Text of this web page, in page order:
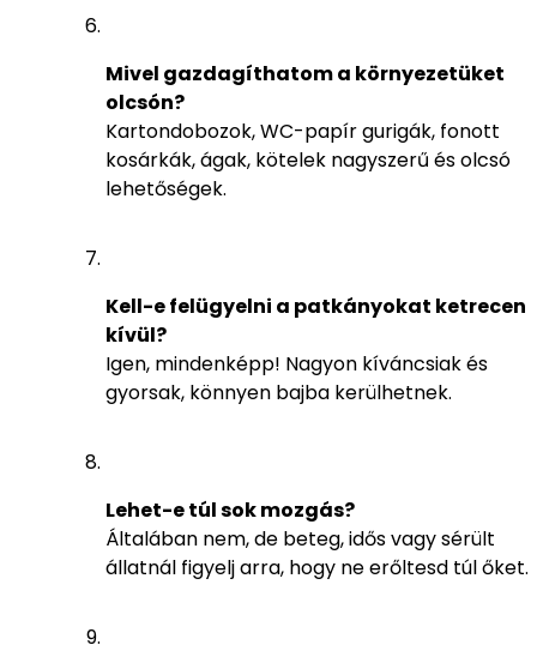
Mivel gazdagíthatom a környezetüket
olcsón?
Kartondobozok, WC-papír gurigák, fonott
kosárkák, ágak, kötelek nagyszerű és olcsó
lehetőségek.
Kell-e felügyelni a patkányokat ketrecen
kívül?
Igen, mindenképp! Nagyon kíváncsiak és
gyorsak, könnyen bajba kerülhetnek.
Lehet-e túl sok mozgás?
Általában nem, de beteg, idős vagy sérült
állatnál figyelj arra, hogy ne erőltesd túl őket.